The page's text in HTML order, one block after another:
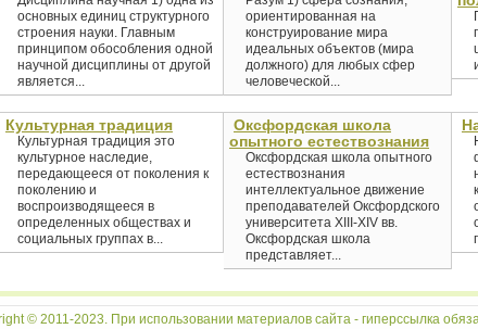
основных единиц структурного
строения науки. Главным
принципом обособления одной
научной дисциплины от другой
является...
ориентированная на
конструирование мира
идеальных объектов (мира
должного) для любых сфер
человеческой...
Культурная традиция
Культурная традиция это
культурное наследие,
передающееся от поколения к
поколению и
воспроизводящееся в
определенных обществах и
социальных группах в...
Оксфордская школа
опытного естествознания
Оксфордская школа опытного
естествознания
интеллектуальное движение
преподавателей Оксфордского
университета XIII-XIV вв.
Оксфордская школа
представляет...
© 2011-2023. При использовании материалов сайта - гиперссылка